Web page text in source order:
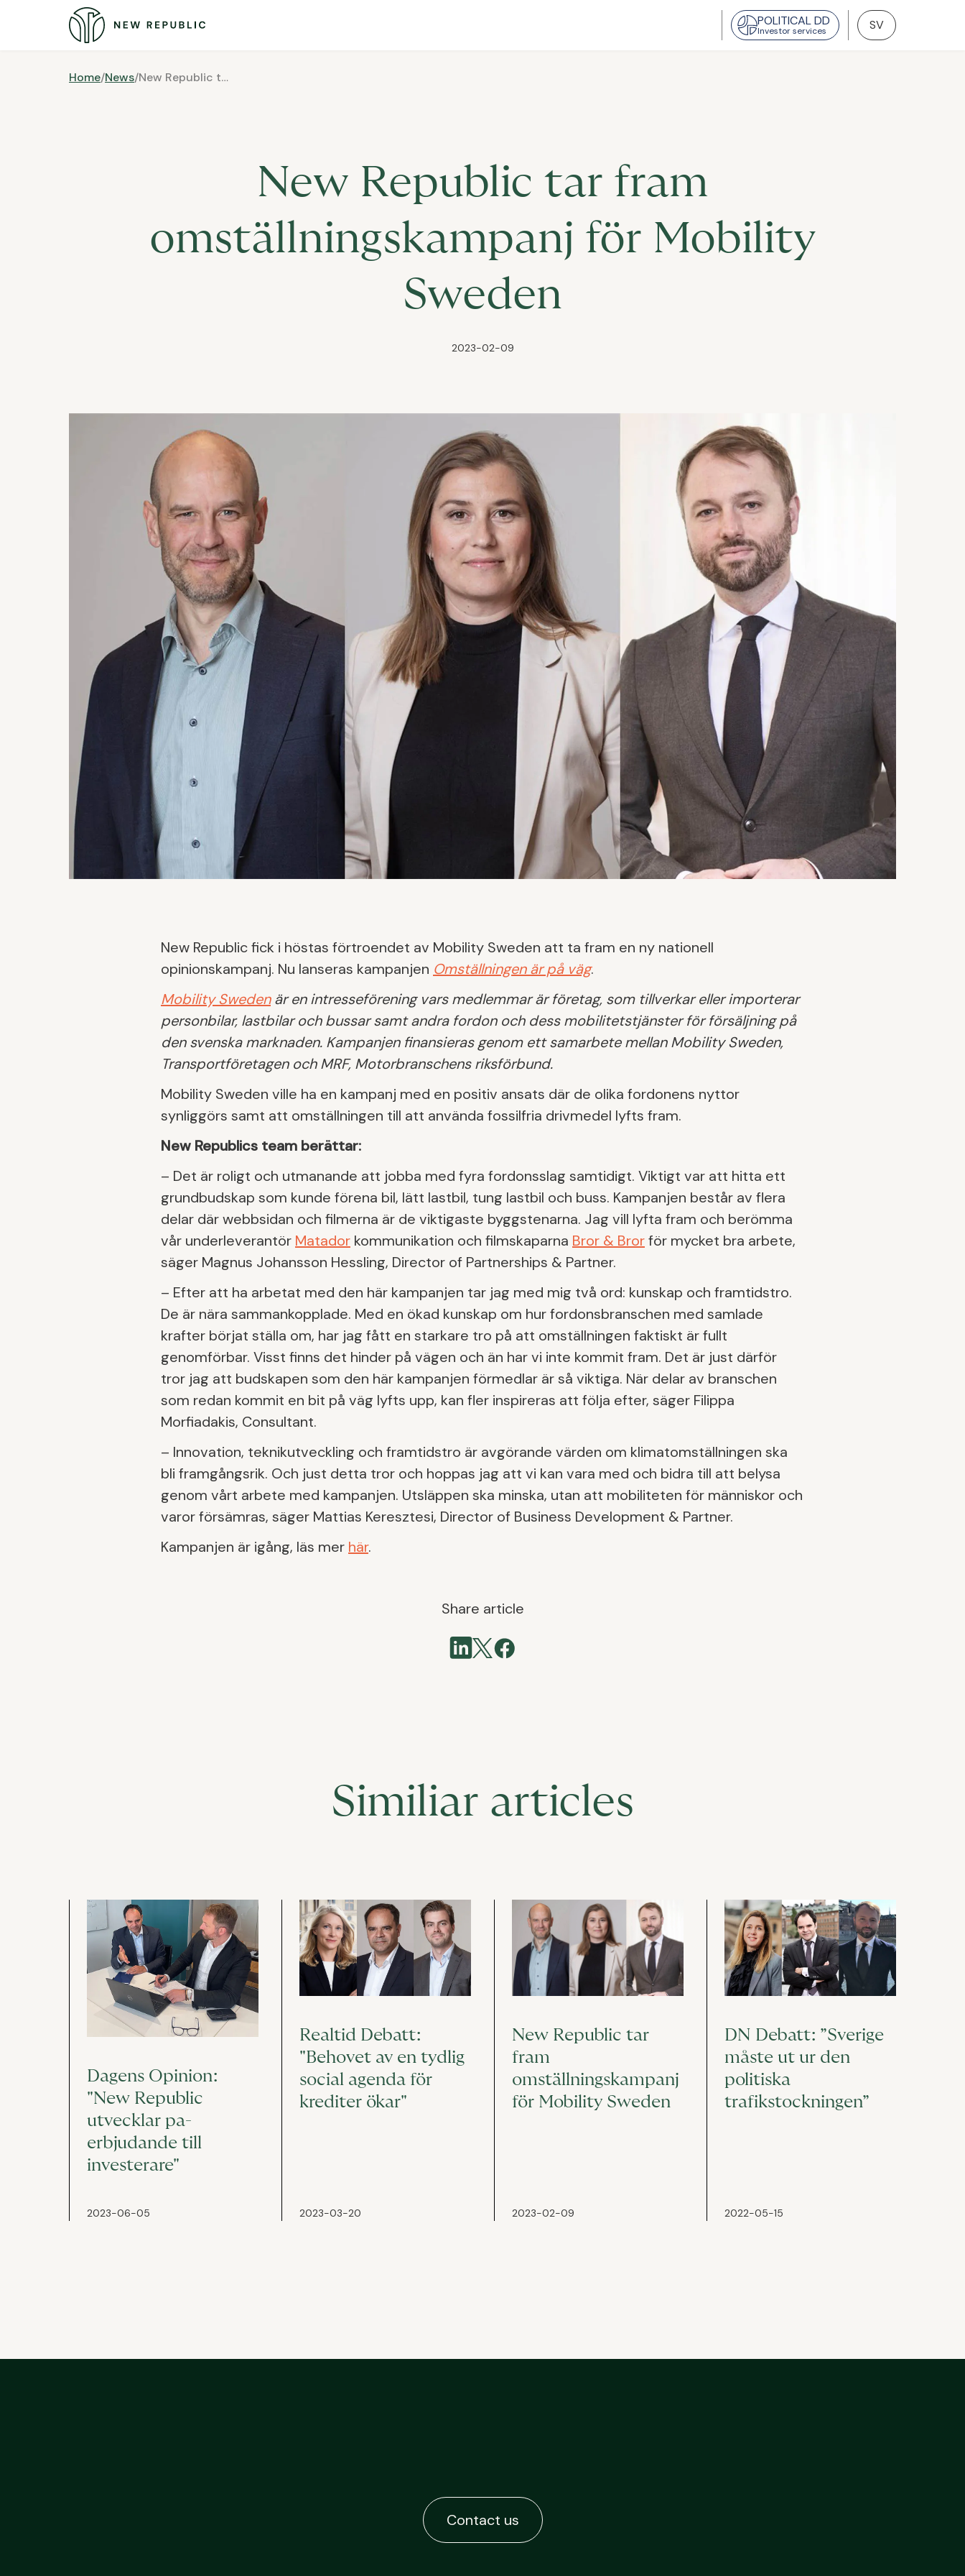
POLITICAL DD
Investor services SV
Home/News/ New Republic tar fram omställningskampanj för Mobility Sweden
New Republic tar fram
omställningskampanj för Mobility
Sweden
2023-02-09
New Republic fick i höstas förtroendet av Mobility Sweden att ta fram en ny nationell
opinionskampanj. Nu lanseras kampanjen Omställningen är på väg.
Mobility Swedenär en intresseförening vars medlemmar är företag, som tillverkar eller importerar
personbilar, lastbilar och bussar samt andra fordon och dess mobilitetstjänster för försäljning på
den svenska marknaden. Kampanjen finansieras genom ett samarbete mellan Mobility Sweden,
Transportföretagen och MRF, Motorbranschens riksförbund.
Mobility Sweden ville ha en kampanj med en positiv ansats där de olika fordonens nyttor
synliggörs samt att omställningen till att använda fossilfria drivmedel lyfts fram.
New Republics team berättar:
– Det är roligt och utmanande att jobba med fyra fordonsslag samtidigt. Viktigt var att hitta ett
grundbudskap som kunde förena bil, lätt lastbil, tung lastbil och buss. Kampanjen består av flera
delar där webbsidan och filmerna är de viktigaste byggstenarna. Jag vill lyfta fram och berömma
vår underleverantör Matador kommunikation och filmskaparna Bror & Brorför mycket bra arbete,
säger Magnus Johansson Hessling, Director of Partnerships & Partner.
– Efter att ha arbetat med den här kampanjen tar jag med mig två ord: kunskap och framtidstro.
De är nära sammankopplade. Med en ökad kunskap om hur fordonsbranschen med samlade
krafter börjat ställa om, har jag fått en starkare tro på att omställningen faktiskt är fullt
genomförbar. Visst finns det hinder på vägen och än har vi inte kommit fram. Det är just därför
tror jag att budskapen som den här kampanjen förmedlar är så viktiga. När delar av branschen
som redan kommit en bit på väg lyfts upp, kan fler inspireras att följa efter, säger Filippa
Morfiadakis, Consultant.
– Innovation, teknikutveckling och framtidstro är avgörande värden om klimatomställningen ska
bli framgångsrik. Och just detta tror och hoppas jag att vi kan vara med och bidra till att belysa
genom vårt arbete med kampanjen. Utsläppen ska minska, utan att mobiliteten för människor och
varor försämras, säger Mattias Keresztesi, Director of Business Development & Partner.
Kampanjen är igång, läs mer här.
Share article
Similiar articles
Dagens Opinion:
"New Republic
utvecklar pa-
erbjudande till
investerare"
2023-06-05
Realtid Debatt:
"Behovet av en tydlig
social agenda för
krediter ökar"
2023-03-20
New Republic tar
fram
omställningskampanj
för Mobility Sweden
2023-02-09
DN Debatt: ”Sverige
måste ut ur den
politiska
trafikstockningen”
2022-05-15
Contact us